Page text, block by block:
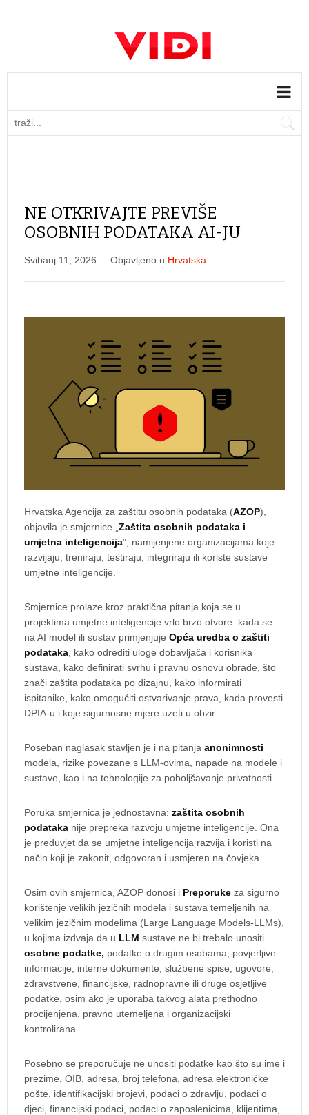
NE OTKRIVAJTE PREVIŠE
OSOBNIH PODATAKA AI-JU
Svibanj 11, 2026 Objavljeno u Hrvatska
Hrvatska Agencija za zaštitu osobnih podataka (AZOP),
objavila je smjernice „ Zaštita osobnih podataka i
umjetna inteligencija”, namijenjene organizacijama koje
razvijaju, treniraju, testiraju, integriraju ili koriste sustave
umjetne inteligencije.
Smjernice prolaze kroz praktična pitanja koja se u
projektima umjetne inteligencije vrlo brzo otvore: kada se
na AI model ili sustav primjenjuje Opća uredba o zaštiti
podataka , kako odrediti uloge dobavljača i korisnika
sustava, kako definirati svrhu i pravnu osnovu obrade, što
znači zaštita podataka po dizajnu, kako informirati
ispitanike, kako omogućiti ostvarivanje prava, kada provesti
DPIA-u i koje sigurnosne mjere uzeti u obzir.
Poseban naglasak stavljen je i na pitanja anonimnosti
modela, rizike povezane s LLM-ovima, napade na modele i
sustave, kao i na tehnologije za poboljšavanje privatnosti.
Poruka smjernica je jednostavna: zaštita osobnih
podataka nije prepreka razvoju umjetne inteligencije. Ona
je preduvjet da se umjetne inteligencija razvija i koristi na
način koji je zakonit, odgovoran i usmjeren na čovjeka.
Osim ovih smjernica, AZOP donosi i Preporuke za sigurno
korištenje velikih jezičnih modela i sustava temeljenih na
velikim jezičnim modelima (Large Language Models-LLMs),
u kojima izdvaja da u LLM sustave ne bi trebalo unositi
osobne podatke, podatke o drugim osobama, povjerljive
informacije, interne dokumente, službene spise, ugovore,
zdravstvene, financijske, radnopravne ili druge osjetljive
podatke, osim ako je uporaba takvog alata prethodno
procijenjena, pravno utemeljena i organizacijski
kontrolirana.
Posebno se preporučuje ne unositi podatke kao što su ime i
prezime, OIB, adresa, broj telefona, adresa elektroničke
pošte, identifikacijski brojevi, podaci o zdravlju, podaci o
djeci, financijski podaci, podaci o zaposlenicima, klijentima,